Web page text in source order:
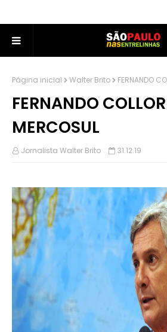
Página inicial Walter Brito FERNANDO
FERNANDO
MERCOSUL
Jornalista Walter Brito 31.12.19